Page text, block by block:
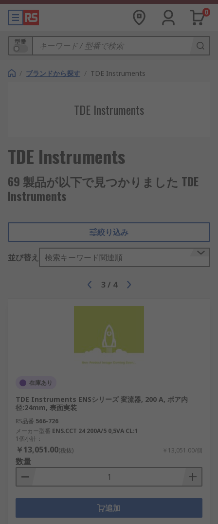
0
型番
/ ブランドから探す / TDE Instruments
TDE Instruments
TDE Instruments
69 製品が以下で見つかりました TDE
Instruments
絞り込み
並び替え 検索キーワード関連順
3 / 4
在庫あり
TDE Instruments ENSシリーズ 変流器, 200 A, ボア内
径:24mm, 表面実装
RS品番 566-726
メーカー型番 ENS.CCT 24 200A/5 0,5VA CL:1
1個小計：
￥13,051.00(税抜) ￥13,051.00/個
数量
追加